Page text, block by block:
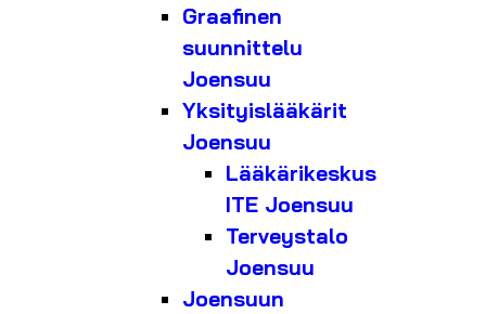
Graafinen
suunnittelu
Joensuu
Yksityislääkärit
Joensuu
Lääkärikeskus
ITE Joensuu
Terveystalo
Joensuu
Joensuun